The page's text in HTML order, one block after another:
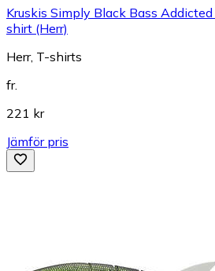
Kruskis Simply Black Bass
shirt (Herr)
Herr, T-shirts
fr.
221 kr
Jämför pris